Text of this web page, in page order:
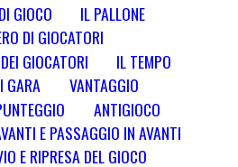
GIOCO
IL PALLONE
DI GIOCATORI
GIOCATORI
IL TEMPO
GARA
VANTAGGIO
ANTIGIOCO
E PASSAGGIO IN AVANTI
E RIPRESA DEL GIOCO